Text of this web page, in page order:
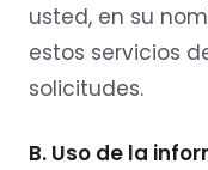
usted, en su
estos servicios
solicitudes.
B. Uso de la